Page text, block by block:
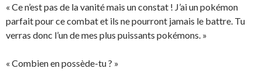
« Ce n’est pas de la vanité mais un constat ! J’ai un pokémon
parfait pour ce combat et ils ne pourront jamais le battre. Tu
verras donc l’un de mes plus puissants pokémons. »
« Combien en possède-tu ? »